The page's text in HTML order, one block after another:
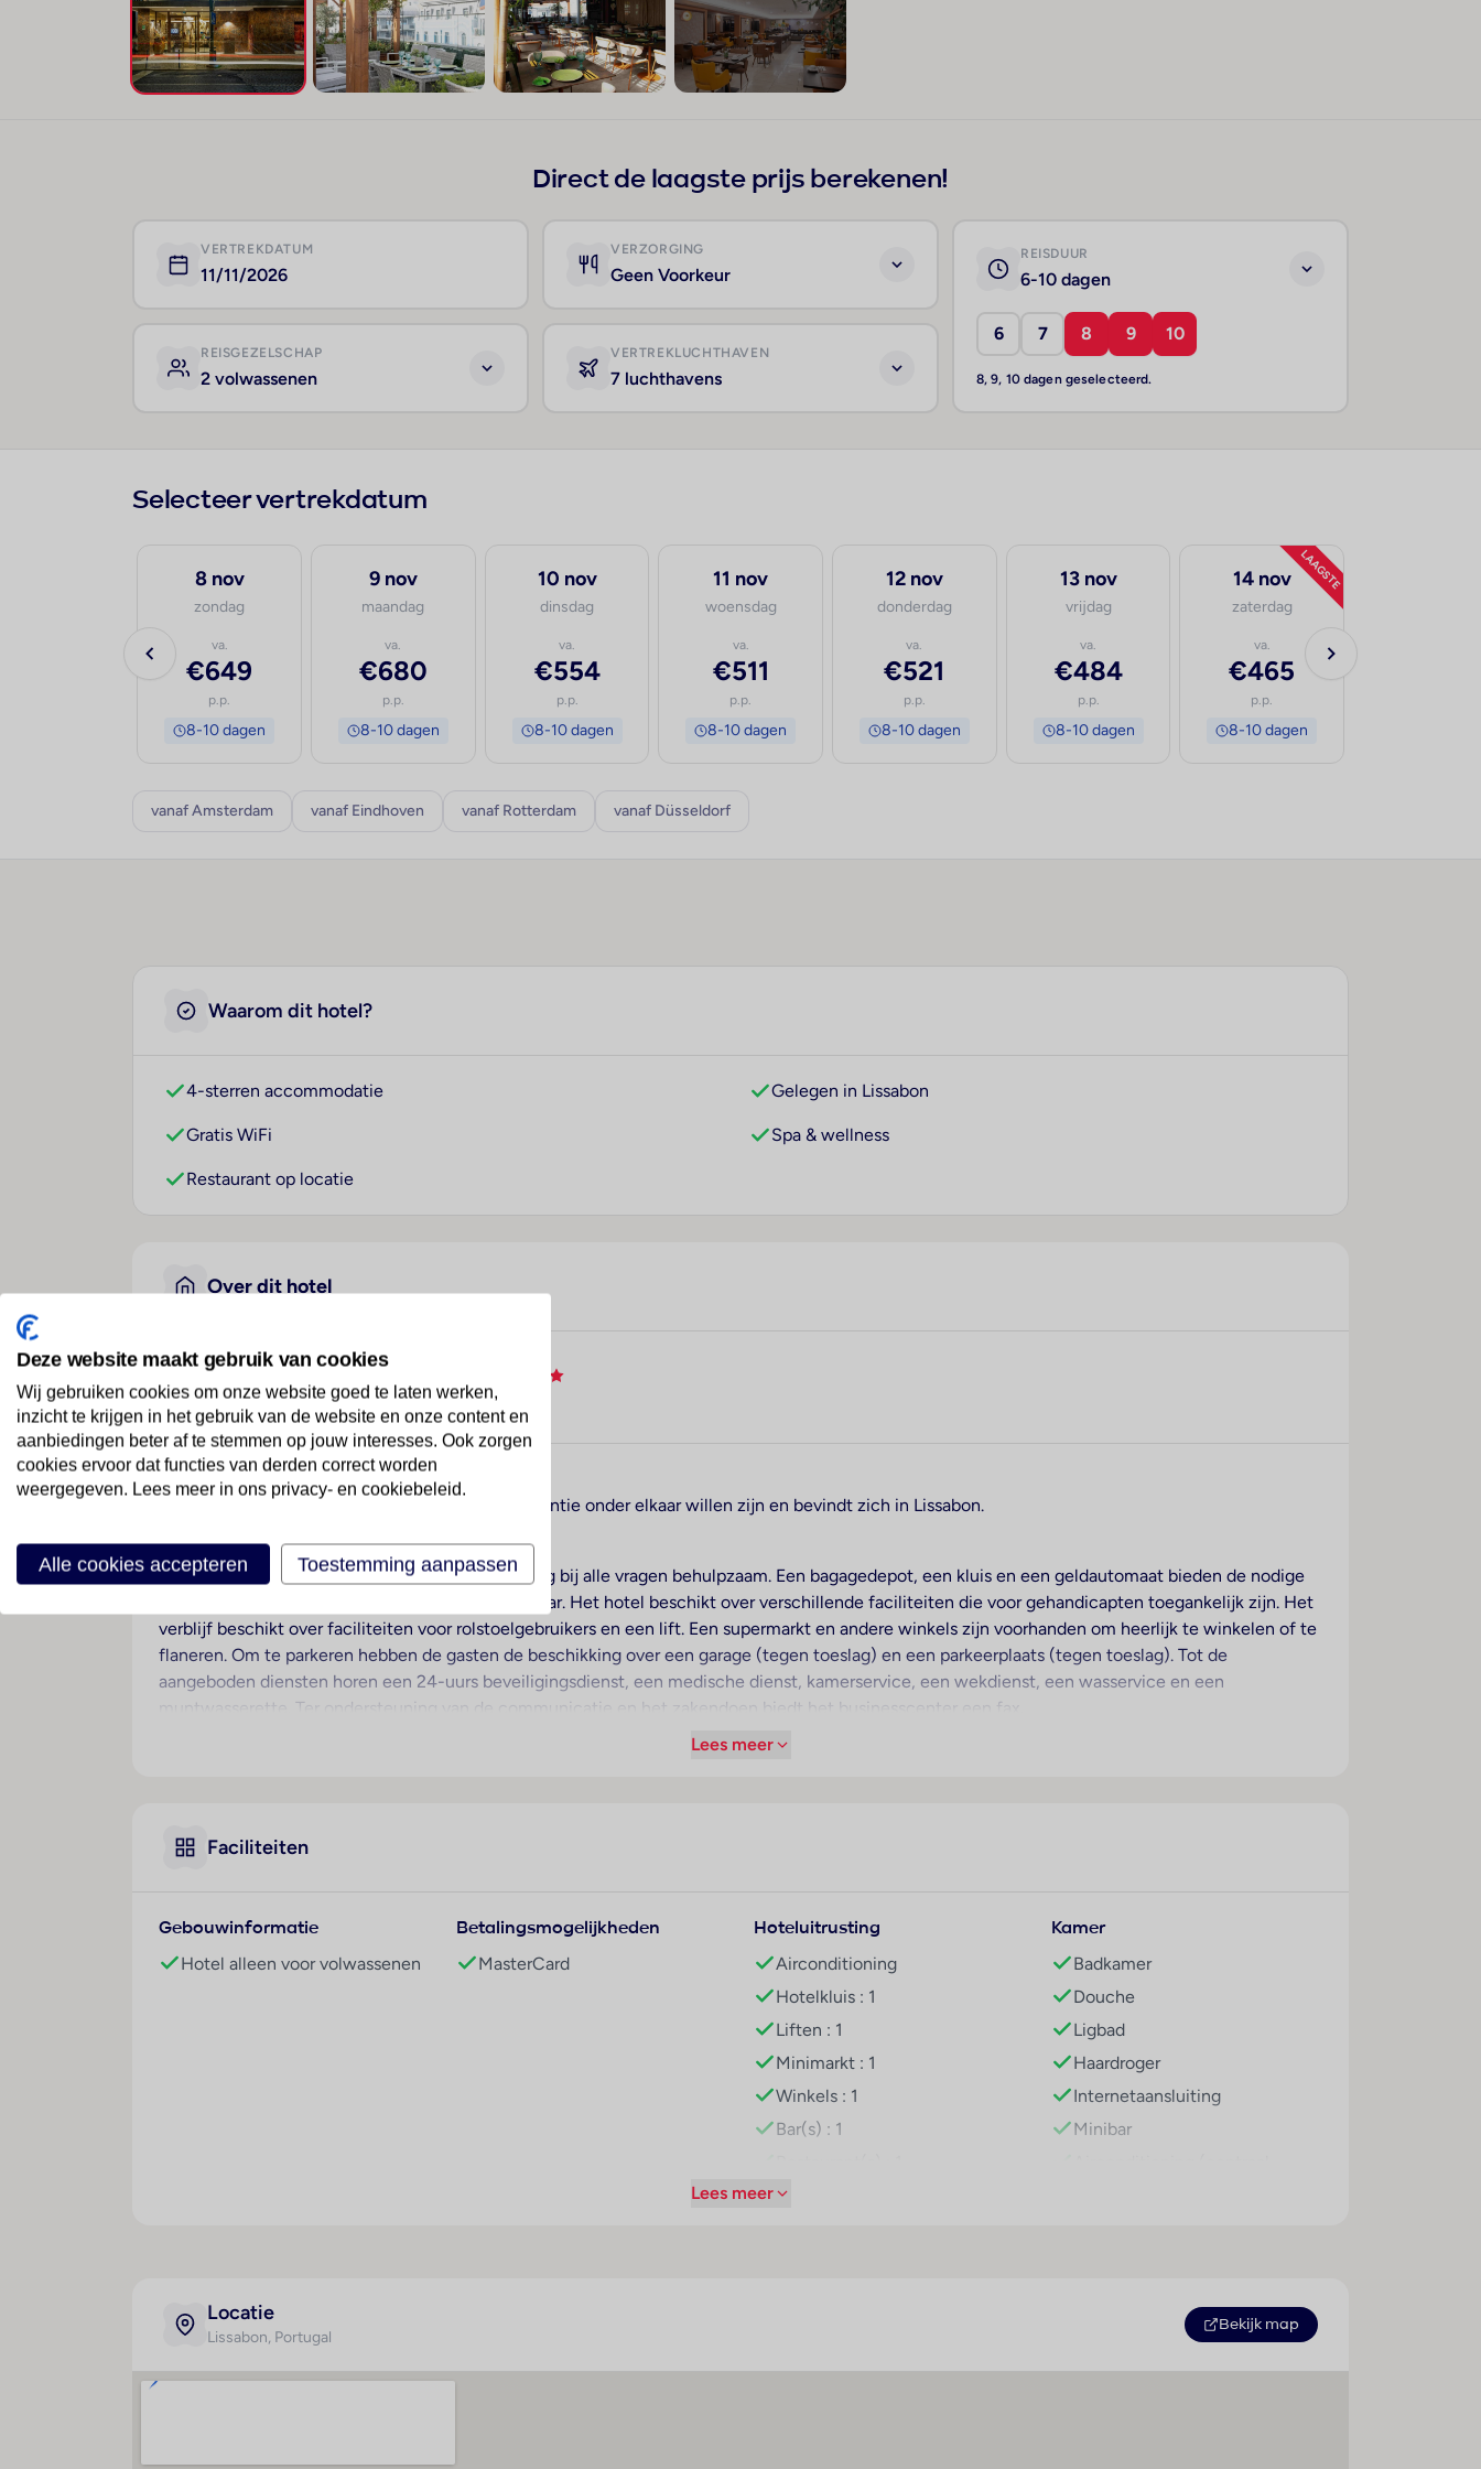
Direct de laagste prijs berekenen!
VERTREKDATUM
11/11/2026
VERZORGING
Geen Voorkeur
REISDUUR
6-10 dagen
6 7 8 9 10
8, 9, 10 dagen geselecteerd.
REISGEZELSCHAP
2 volwassenen
VERTREKLUCHTHAVEN
7 luchthavens
Selecteer vertrekdatum
8 nov
zondag
va.
€649
p.p.
8-10 dagen
9 nov
maandag
va.
€680
p.p.
8-10 dagen
10 nov
dinsdag
va.
€554
p.p.
8-10 dagen
11 nov
woensdag
va.
€511
p.p.
8-10 dagen
12 nov
donderdag
va.
€521
p.p.
8-10 dagen
13 nov
vrijdag
va.
€484
p.p.
8-10 dagen
LAAGSTE
14 nov
zaterdag
va.
€465
p.p.
8-10 dagen
vanaf Amsterdam vanaf Eindhoven vanaf Rotterdam vanaf Düsseldorf
Waarom dit hotel?
4-sterren accommodatie Gelegen in Lissabon
Gratis WiFi Spa & wellness
Restaurant op locatie
Over dit hotel
VIP Executive Picoas Hotel
Portugal· Lissabon En Setúbal· Lissabon
Ligging
Dit hotel is ideaal voor volwassenen die in de vakantie onder elkaar willen zijn en bevindt zich in Lissabon.
Hotelfaciliteiten
Het vriendelijke personeel aan de receptie is graag bij alle vragen behulpzaam. Een bagagedepot, een kluis en een geldautomaat bieden de nodige
service. In de openbare ruimtes is Wi-Fi verkrijgbaar. Het hotel beschikt over verschillende faciliteiten die voor gehandicapten toegankelijk zijn. Het
verblijf beschikt over faciliteiten voor rolstoelgebruikers en een lift. Een supermarkt en andere winkels zijn voorhanden om heerlijk te winkelen of te
flaneren. Om te parkeren hebben de gasten de beschikking over een garage (tegen toeslag) en een parkeerplaats (tegen toeslag). Tot de
aangeboden diensten horen een 24-uurs beveiligingsdienst, een medische dienst, kamerservice, een wekdienst, een wasservice en een
muntwasserette. Ter ondersteuning van de communicatie en het zakendoen biedt het businesscenter een fax.
een douche en een bad, vinden de gasten een föhn. De gasten genieten in de badkamers cosmetische producten en een handdoekenset.
Sport/entertainment
Een wellnessgedeelte met een spa is in het hotel aanwezig. Copyright GIATA 2004 - 2026. Multilingual, powered by www.giata.com for client nof
Het horecagedeelte is uitgerust met een restaurant en een bar. Een uitgebreid ontbijtbuffet staat garant voor een prima begin van de dag.
Lees meer
Faciliteiten
Gebouwinformatie
Hotel alleen voor volwassenen
Betalingsmogelijkheden
MasterCard
Hoteluitrusting
Airconditioning
Hotelkluis : 1
Liften : 1
Minimarkt : 1
Winkels : 1
Bar(s) : 1
Conferentiezaal : 1
Kamer
Badkamer
Douche
Ligbad
Haardroger
Internetaansluiting
Minibar
Tweepersoonsbed
Lees meer
Locatie
Lissabon, Portugal
Bekijk map
Deze website maakt gebruik van cookies
Wij gebruiken cookies om onze website goed te laten werken,
inzicht te krijgen in het gebruik van de website en onze content en
aanbiedingen beter af te stemmen op jouw interesses. Ook zorgen
cookies ervoor dat functies van derden correct worden
weergegeven. Lees meer in ons privacy- en cookiebeleid.
Alle cookies accepteren Toestemming aanpassen